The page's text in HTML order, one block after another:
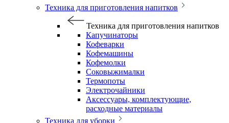
Техника для приготовления напитков
Техника для приготовления напитков
Капучинаторы
Кофеварки
Кофемашины
Кофемолки
Соковыжималки
Термопоты
Электрочайники
Аксессуары, комплектующие,
расходные материалы
Техника для уборки